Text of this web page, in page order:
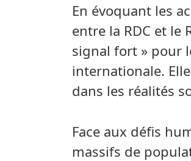
En évoquant les
entre la RDC et le
signal fort » pour
internationale.
dans les réalités
Face aux défis
massifs de